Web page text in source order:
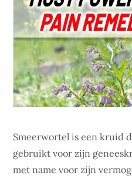
Smeerwortel is een kruid
gebruikt voor zijn
met name voor zijn